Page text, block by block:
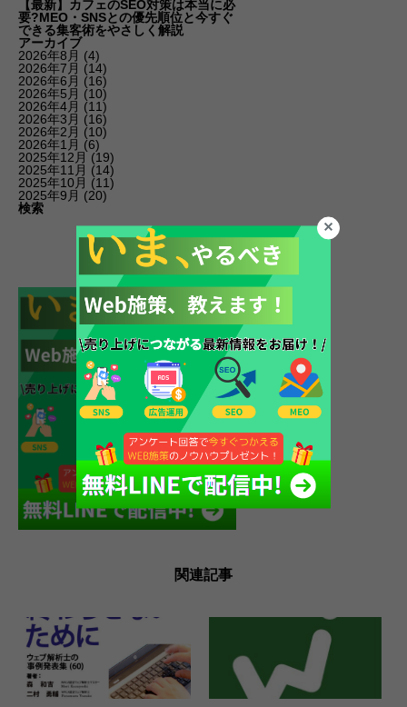
【最新】カフェのSEO対策は本当に必
要?MEO・SNSとの優先順位と今すぐ
できる集客術をやさしく解説
アーカイブ
2026年8月 (4)
2026年7月 (14)
2026年6月 (16)
2026年5月 (10)
2026年4月 (11)
2026年3月 (16)
2026年2月 (10)
2026年1月 (6)
2025年12月 (19)
2025年11月 (14)
2025年10月 (11)
2025年9月 (20)
検索
関連記事